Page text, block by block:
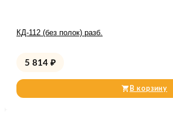
КД-112 (без полок) разб.
5 814 ₽
В корзину